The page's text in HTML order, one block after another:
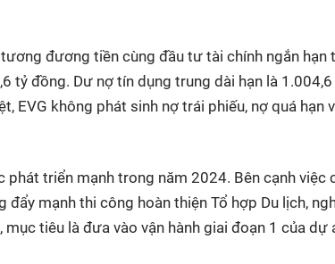
đương tiền cùng đầu tư tài chính ngắn hạn
tỷ đồng. Dư nợ tín dụng trung dài hạn là
EVG không phát sinh nợ trái phiếu, nợ quá hạn
triển mạnh trong năm 2024. Bên cạnh việc
mạnh thi công hoàn thiện Tổ hợp Du lịch,
tiêu là đưa vào vận hành giai đoạn 1 của dự